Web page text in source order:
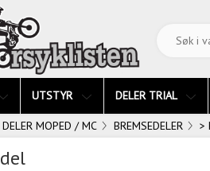
UTSTYR DELER TRIAL
DELER MOPED / MC BREMSEDELER >